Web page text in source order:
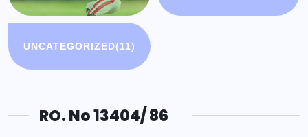
UNCATEGORIZED(11)
RO. No 13404/ 86